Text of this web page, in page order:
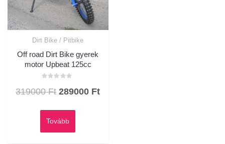
Dirt Bike / Pitbike
Off road Dirt Bike gyerek
motor Upbeat 125cc
0
319000Ft Original
was:
319000 Ft.
289000 FtCurrent
Tovább